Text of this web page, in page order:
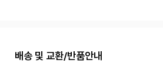
배송 및 교환/반품안내